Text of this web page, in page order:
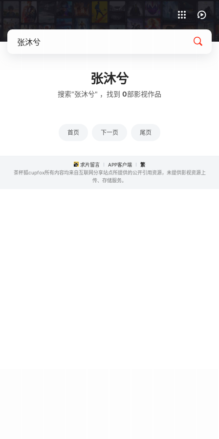
张沐兮
搜索"张沐兮" ，找到 0部影视作品
首页 下一页 尾页
求片留言 APP客户端
繁
茶杯狐cupfox所有内容均来自互联网分享站点所提供的公开引用资源，未提供影视资源上
传、存储服务。